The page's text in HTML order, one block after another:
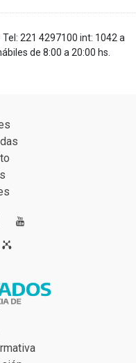
Tel: 221 4297100 int: 1042 a
de 8:00 a 20:00 hs.

